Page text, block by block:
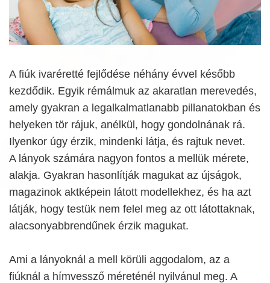
A fiúk ivaréretté fejlődése néhány évvel később
kezdődik. Egyik rémálmuk az akaratlan merevedés,
amely gyakran a legalkalmatlanabb pillanatokban és
helyeken tör rájuk, anélkül, hogy gondolnának rá.
Ilyenkor úgy érzik, mindenki látja, és rajtuk nevet.
A lányok számára nagyon fontos a mellük mérete,
alakja. Gyakran hasonlítják magukat az újságok,
magazinok aktképein látott modellekhez, és ha azt
látják, hogy testük nem felel meg az ott látottaknak,
alacsonyabbrendűnek érzik magukat.
Ami a lányoknál a mell körüli aggodalom, az a
fiúknál a hímvessző méreténél nyilvánul meg. A